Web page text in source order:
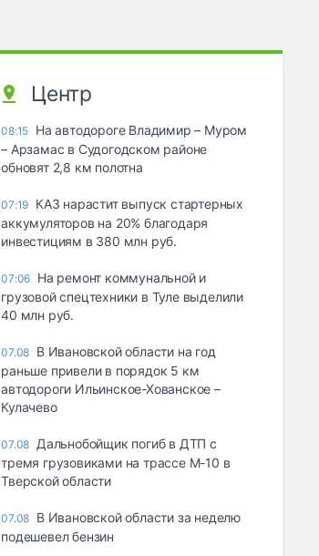
Центр
08:15 На автодороге Владимир – Муром
– Арзамас в Судогодском районе
обновят 2,8 км полотна
07:19 КАЗ нарастит выпуск стартерных
аккумуляторов на 20% благодаря
инвестициям в 380 млн руб.
07:06 На ремонт коммунальной и
грузовой спецтехники в Туле выделили
40 млн руб.
07.08 В Ивановской области на год
раньше привели в порядок 5 км
автодороги Ильинское-Хованское –
Кулачево
07.08 Дальнобойщик погиб в ДТП с
тремя грузовиками на трассе М-10 в
Тверской области
07.08 В Ивановской области за неделю
подешевел бензин